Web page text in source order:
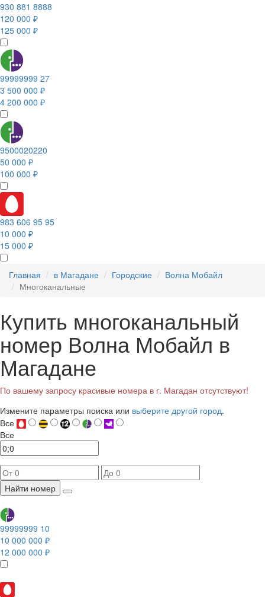
930 881 8888
120 000 ₽
125 000 ₽
99999999 27
3 500 000 ₽
4 200 000 ₽
9500020220
50 000 ₽
100 000 ₽
983 606 95 95
10 000 ₽
15 000 ₽
Главная в Магадане Городские
Волна Мобайл
Многоканальные
Купить многоканальный
номер Волна Мобайл в
Магадане
По вашему запросу красивые номера в г. Магадан отсутствуют!
Измените параметры поиска или выберите другой город.
Все
Все
Найти номер
99999999 10
10 000 000 ₽
12 000 000 ₽